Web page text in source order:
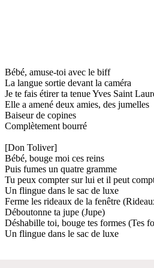
Bébé, amuse-toi avec le biff
La langue sortie devant la caméra
Je te fais étirer ta tenue Yves Saint
Elle a amené deux amies, des jumelles
Baiseur de copines
Complètement bourré
[Don Toliver]
Bébé, bouge moi ces reins
Puis fumes un quatre gramme
Tu peux compter sur lui et il peut
Un flingue dans le sac de luxe
Ferme les rideaux de la fenêtre
Déboutonne ta jupe (Jupe)
Déshabille toi, bouge tes formes (Tes
Un flingue dans le sac de luxe